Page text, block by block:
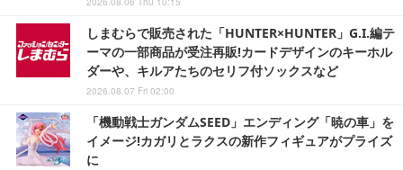
しまむらで販売された「HUNTER×HUNTER」G.I.編テ
ーマの一部商品が受注再販!カードデザインのキーホル
ダーや、キルアたちのセリフ付ソックスなど
2026.08.07 Fri 02:00
「機動戦士ガンダムSEED」エンディング「暁の車」を
イメージ!カガリとラクスの新作フィギュアがプライズ
に